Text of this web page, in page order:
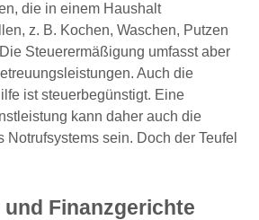
die in einem Haushalt
z. B. Kochen, Waschen, Putzen
Steuerermäßigung umfasst aber
Auch die
ist steuerbegünstigt. Eine
kann daher auch die
Notrufsystems sein. Doch der Teufel
und Finanzgerichte